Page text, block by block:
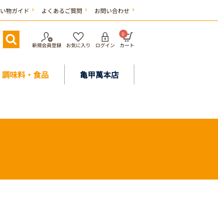
物ガイド よくあるご質問 お問い合わせ
新規会員登録 お気に入り ログイン
0
カート
調味料・食品 亀甲萬本店